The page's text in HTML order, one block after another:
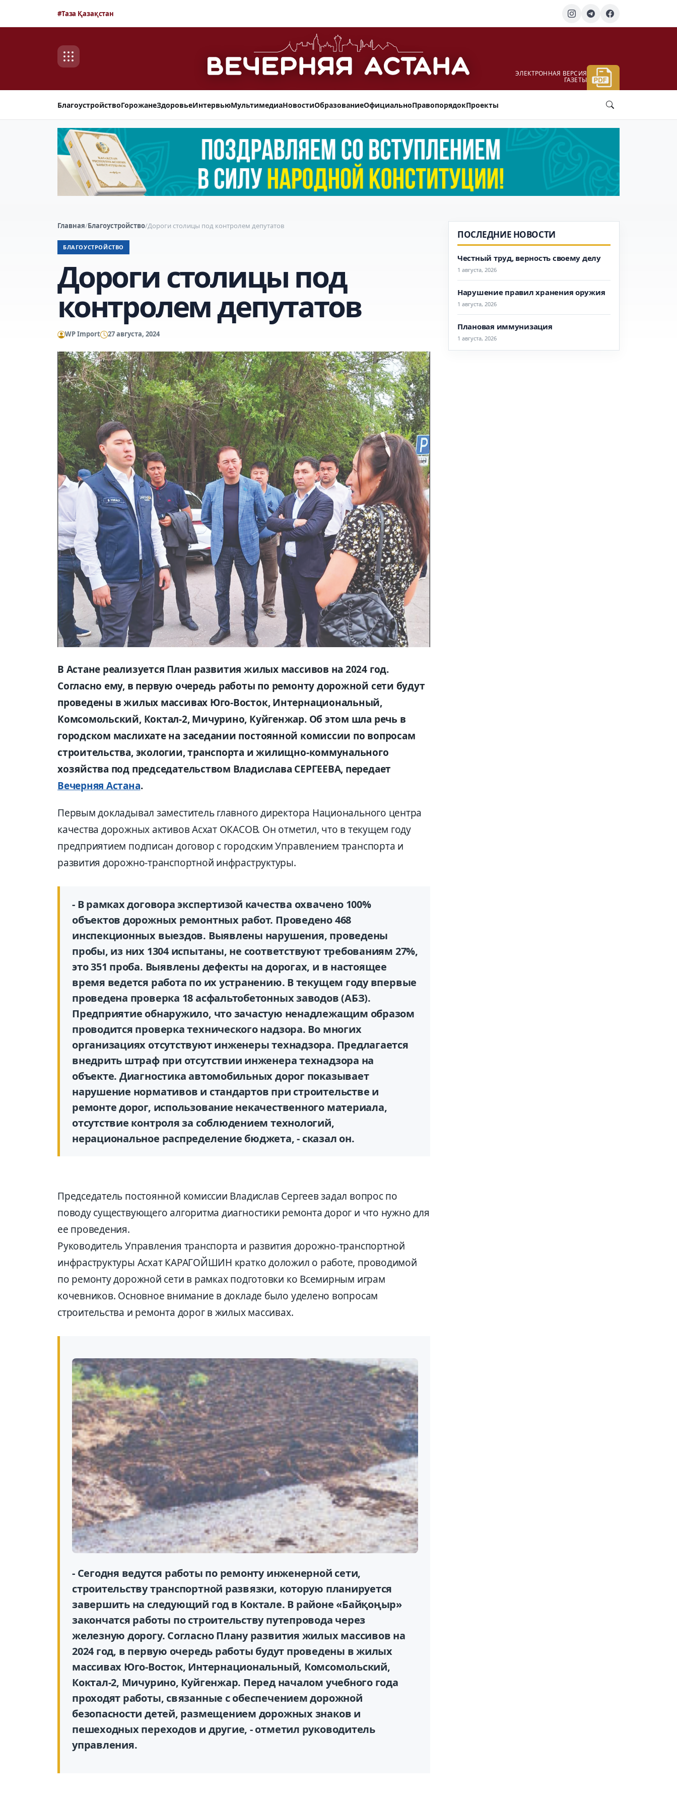
#Таза Қазақстан
ЭЛЕКТРОННАЯ ВЕРСИЯ
ГАЗЕТЫ
БлагоустройствоГорожанеЗдоровьеИнтервьюМультимедиаНовостиОбразованиеОфициальноПравопорядокПроекты
Главная/Благоустройство/Дороги столицы под контролем депутатов
БЛАГОУСТРОЙСТВО
Дороги столицы под
контролем депутатов
WP Import 27 августа, 2024
В Астане реализуется План развития жилых массивов на 2024 год.
Согласно ему, в первую очередь работы по ремонту дорожной сети будут
проведены в жилых массивах Юго-Восток, Интернациональный,
Комсомольский, Коктал-2, Мичурино, Куйгенжар. Об этом шла речь в
городском маслихате на заседании постоянной комиссии по вопросам
строительства, экологии, транспорта и жилищно-коммунального
хозяйства под председательством Владислава СЕРГЕЕВА, передает
Вечерняя Астана.
Первым докладывал заместитель главного директора Национального центра
качества дорожных активов Асхат ОКАСОВ. Он отметил, что в текущем году
предприятием подписан договор с городским Управлением транспорта и
развития дорожно-транспортной инфраструктуры.
- В рамках договора экспертизой качества охвачено 100%
объектов дорожных ремонтных работ. Проведено 468
инспекционных выездов. Выявлены нарушения, проведены
пробы, из них 1304 испытаны, не соответствуют требованиям 27%,
это 351 проба. Выявлены дефекты на дорогах, и в настоящее
время ведется работа по их устранению. В текущем году впервые
проведена проверка 18 асфальтобетонных заводов (АБЗ).
Предприятие обнаружило, что зачастую ненадлежащим образом
проводится проверка технического надзора. Во многих
организациях отсутствуют инженеры технадзора. Предлагается
внедрить штраф при отсутствии инженера технадзора на
объекте. Диагностика автомобильных дорог показывает
нарушение нормативов и стандартов при строительстве и
ремонте дорог, использование некачественного материала,
отсутствие контроля за соблюдением технологий,
нерациональное распределение бюджета, - сказал он.
Председатель постоянной комиссии Владислав Сергеев задал вопрос по
поводу существующего алгоритма диагностики ремонта дорог и что нужно для
ее проведения.
Руководитель Управления транспорта и развития дорожно-транспортной
инфраструктуры Асхат КАРАГОЙШИН кратко доложил о работе, проводимой
по ремонту дорожной сети в рамках подготовки ко Всемирным играм
кочевников. Основное внимание в докладе было уделено вопросам
строительства и ремонта дорог в жилых массивах.
- Сегодня ведутся работы по ремонту инженерной сети,
строительству транспортной развязки, которую планируется
завершить на следующий год в Коктале. В районе «Байқоңыр»
закончатся работы по строительству путепровода через
железную дорогу. Согласно Плану развития жилых массивов на
2024 год, в первую очередь работы будут проведены в жилых
массивах Юго-Восток, Интернациональный, Комсомольский,
Коктал-2, Мичурино, Куйгенжар. Перед началом учебного года
проходят работы, связанные с обеспечением дорожной
безопасности детей, размещением дорожных знаков и
пешеходных переходов и другие, - отметил руководитель
управления.
ПОСЛЕДНИЕ НОВОСТИ
Честный труд, верность своему делу
1 августа, 2026
Нарушение правил хранения оружия
1 августа, 2026
Плановая иммунизация
1 августа, 2026